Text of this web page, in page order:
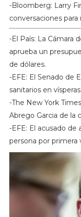
-Bloomberg: Larry
conversaciones para
-El País: La Cámara
aprueba un
de dólares.
-EFE: El Senado de
sanitarios en
-The New York
Abrego Garcia de la
-EFE: El acusado de
persona por primera